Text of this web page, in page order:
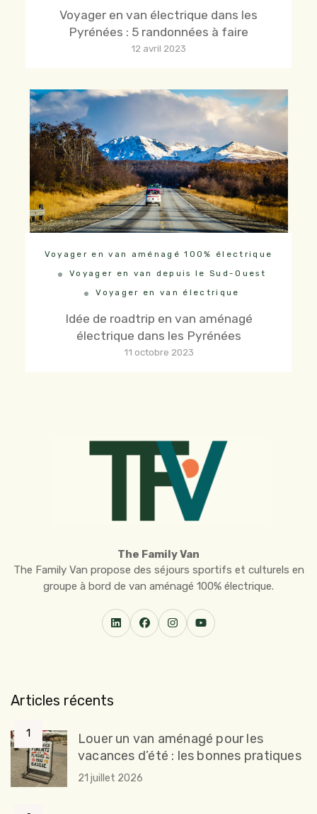
Voyager en van électrique dans les
Pyrénées : 5 randonnées à faire
12 avril 2023
Voyager en van aménagé 100% électrique
Voyager en van depuis le Sud-Ouest
Voyager en van électrique
Idée de roadtrip en van aménagé
électrique dans les Pyrénées
11 octobre 2023
The Family Van
The Family Van propose des séjours sportifs et culturels en
groupe à bord de van aménagé 100% électrique.
Articles récents
Louer un van aménagé pour les
vacances d’été : les bonnes pratiques
21 juillet 2026